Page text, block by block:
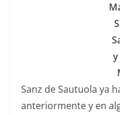
y
Sanz de Sautuola ya
anteriormente y en